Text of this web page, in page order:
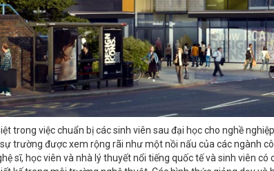
trong việc chuẩn bị các sinh viên sau đại học cho nghề
trường được xem rộng rãi như một nồi nấu của các ngành
sĩ, học viên và nhà lý thuyết nổi tiếng quốc tế và sinh viên